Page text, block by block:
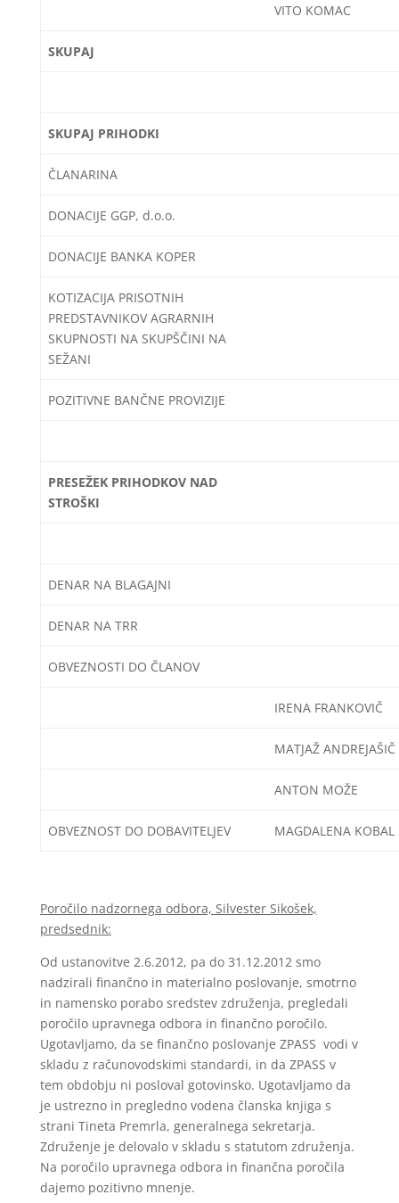
VITO KOMAC
SKUPAJ
SKUPAJ PRIHODKI
ČLANARINA
DONACIJE GGP, d.o.o.
DONACIJE BANKA KOPER
KOTIZACIJA PRISOTNIH
PREDSTAVNIKOV AGRARNIH
SKUPNOSTI NA SKUPŠČINI NA
SEŽANI
POZITIVNE BANČNE PROVIZIJE
PRESEŽEK PRIHODKOV NAD
STROŠKI
DENAR NA BLAGAJNI
DENAR NA TRR
OBVEZNOSTI DO ČLANOV
IRENA FRANKOVIČ
MATJAŽ ANDREJAŠIČ
ANTON MOŽE
OBVEZNOST DO DOBAVITELJEV MAGDALENA KOBAL
Poročilo nadzornega odbora, Silvester Sikošek,
predsednik:
Od ustanovitve 2.6.2012, pa do 31.12.2012 smo
nadzirali finančno in materialno poslovanje, smotrno
in namensko porabo sredstev združenja, pregledali
poročilo upravnega odbora in finančno poročilo.
Ugotavljamo, da se finančno poslovanje ZPASS vodi v
skladu z računovodskimi standardi, in da ZPASS v
tem obdobju ni posloval gotovinsko. Ugotavljamo da
je ustrezno in pregledno vodena članska knjiga s
strani Tineta Premrla, generalnega sekretarja.
Združenje je delovalo v skladu s statutom združenja.
Na poročilo upravnega odbora in finančna poročila
dajemo pozitivno mnenje.